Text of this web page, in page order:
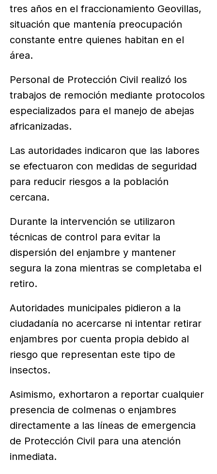
tres años en el fraccionamiento Geovillas,
situación que mantenía preocupación
constante entre quienes habitan en el
área.
Personal de Protección Civil realizó los
trabajos de remoción mediante protocolos
especializados para el manejo de abejas
africanizadas.
Las autoridades indicaron que las labores
se efectuaron con medidas de seguridad
para reducir riesgos a la población
cercana.
Durante la intervención se utilizaron
técnicas de control para evitar la
dispersión del enjambre y mantener
segura la zona mientras se completaba el
retiro.
Autoridades municipales pidieron a la
ciudadanía no acercarse ni intentar retirar
enjambres por cuenta propia debido al
riesgo que representan este tipo de
insectos.
Asimismo, exhortaron a reportar cualquier
presencia de colmenas o enjambres
directamente a las líneas de emergencia
de Protección Civil para una atención
inmediata.